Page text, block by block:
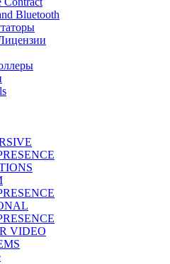
Bluetooth
VIDEO